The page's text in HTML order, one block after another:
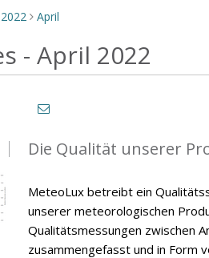
2022 > April
- April 2022
Die Qualität unserer
MeteoLux betreibt ein
unserer meteorologischen
Qualitätsmessungen zwischen
zusammengefasst und in Form